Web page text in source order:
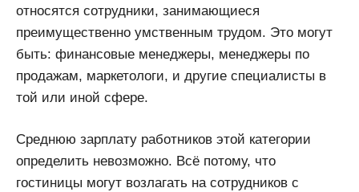
относятся сотрудники, занимающиеся
преимущественно умственным трудом. Это могут
быть: финансовые менеджеры, менеджеры по
продажам, маркетологи, и другие специалисты в
той или иной сфере.
Среднюю зарплату работников этой категории
определить невозможно. Всё потому, что
гостиницы могут возлагать на сотрудников с